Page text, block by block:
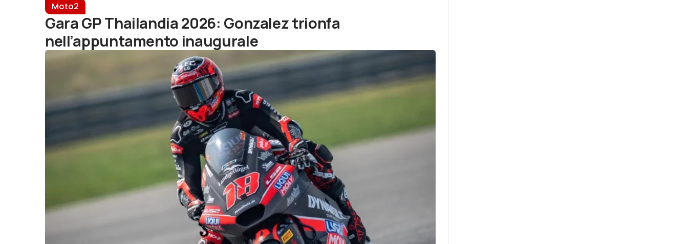
Moto2
Gara GP Thailandia 2026: Gonzalez trionfa
nell’appuntamento inaugurale